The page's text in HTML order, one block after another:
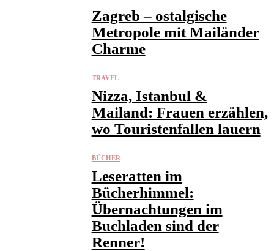
Zagreb – ostalgische
Metropole mit Mailänder
Charme
TRAVEL
Nizza, Istanbul &
Mailand: Frauen erzählen,
wo Touristenfallen lauern
BÜCHER
Leseratten im
Bücherhimmel:
Übernachtungen im
Buchladen sind der
Renner!